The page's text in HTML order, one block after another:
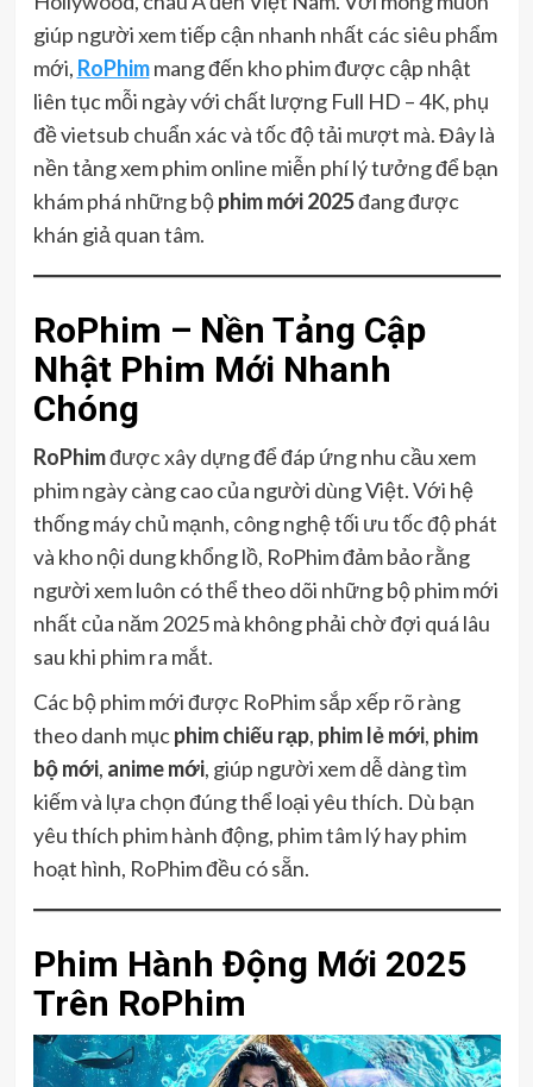
giúp người xem tiếp cận nhanh nhất các siêu phẩm
mới, RoPhimmang đến kho phim được cập nhật
liên tục mỗi ngày với chất lượng Full HD – 4K, phụ
đề vietsub chuẩn xác và tốc độ tải mượt mà. Đây là
nền tảng xem phim online miễn phí lý tưởng để bạn
khám phá những bộphim mới 2025đang được
khán giả quan tâm.
RoPhim – Nền Tảng Cập
Nhật Phim Mới Nhanh
Chóng
RoPhimđược xây dựng để đáp ứng nhu cầu xem
phim ngày càng cao của người dùng Việt. Với hệ
thống máy chủ mạnh, công nghệ tối ưu tốc độ phát
và kho nội dung khổng lồ, RoPhim đảm bảo rằng
người xem luôn có thể theo dõi những bộ phim mới
nhất của năm 2025 mà không phải chờ đợi quá lâu
sau khi phim ra mắt.
Các bộ phim mới được RoPhim sắp xếp rõ ràng
theo danh mụcphim chiếu rạp, phim lẻ mới, phim
bộ mới, anime mới, giúp người xem dễ dàng tìm
kiếm và lựa chọn đúng thể loại yêu thích. Dù bạn
yêu thích phim hành động, phim tâm lý hay phim
hoạt hình, RoPhim đều có sẵn.
Phim Hành Động Mới 2025
Trên RoPhim